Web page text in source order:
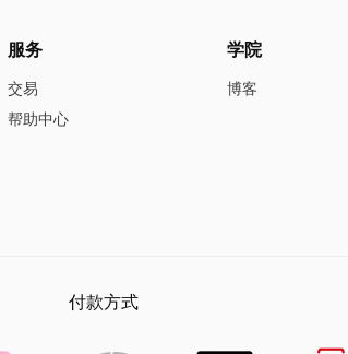
服务
交易
帮助中心
学院
博客
付款方式